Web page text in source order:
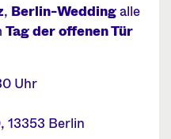
, Berlin-Weddingalle
Tag der offenen Tür
Uhr
13353 Berlin